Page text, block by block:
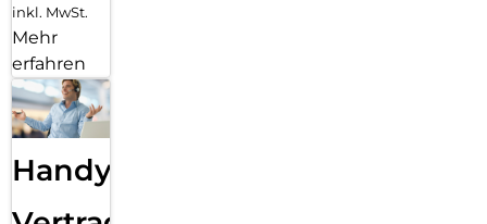
inkl. MwSt.
Mehr
erfahren
Handy